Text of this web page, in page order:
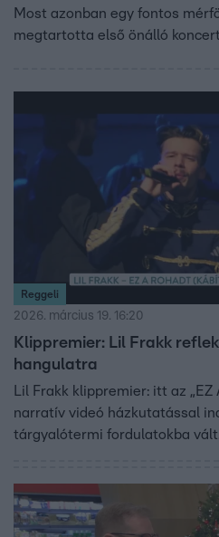
Most azonban egy fontos
megtartotta első önálló
Reggeli
2026. március 19. 16:20
Klippremier: Lil Frakk
hangulatra
Lil Frakk klippremier: itt az „EZ
narratív videó házkutatással
tárgyalótermi fordulatokba